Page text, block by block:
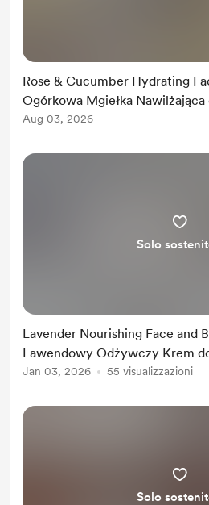
Rose & Cucumber Hydrating
Ogórkowa Mgiełka
Aug 03, 2026
Solo
Lavender Nourishing Face and
Lawendowy Odżywczy Krem
Jan 03, 2026 55 visualizzazioni
Solo